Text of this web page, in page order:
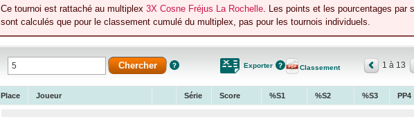
Ce tournoi est rattaché au multiplex 3X Cosne Fréjus La Rochelle. Les points et les pourcentages par
sont calculés que pour le classement cumulé du multiplex, pas pour les tournois individuels.
Exporter Classement 1 à 13
Place Joueur Série Score %S1 %S2 %S3 PP4